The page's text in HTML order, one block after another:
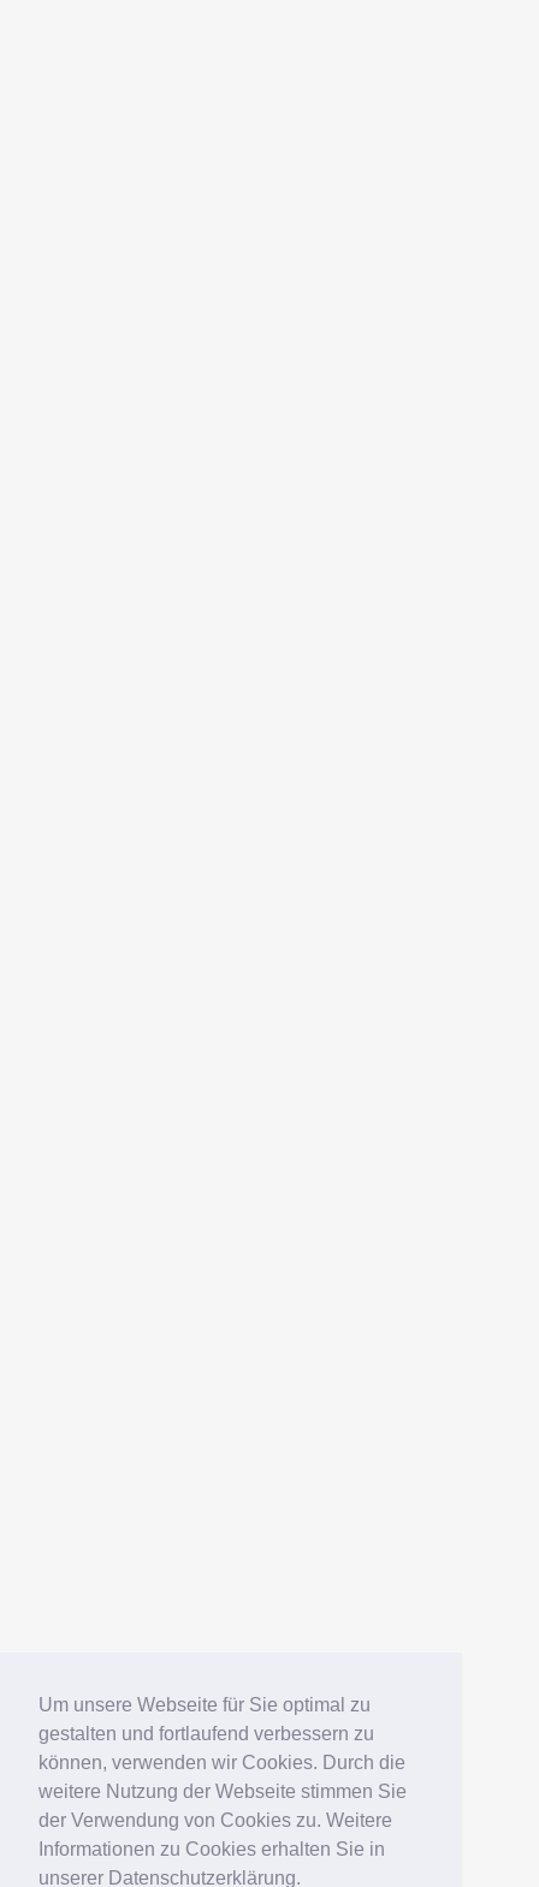
Um unsere Webseite für Sie optimal zu
gestalten und fortlaufend verbessern zu
können, verwenden wir Cookies. Durch die
weitere Nutzung der Webseite stimmen Sie
der Verwendung von Cookies zu. Weitere
Informationen zu Cookies erhalten Sie in
unserer Datenschutzerklärung.